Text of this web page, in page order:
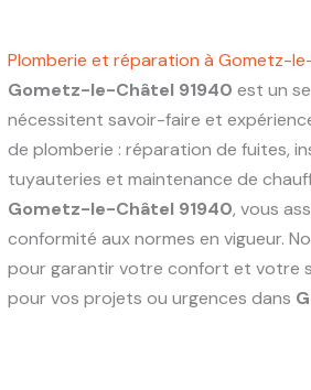
Plomberie et réparation à Gometz-
Gometz-le-Châtel 91940 est un
nécessitent savoir-faire et
de plomberie : réparation de fuites,
tuyauteries et maintenance de
Gometz-le-Châtel 91940, vous
conformité aux normes en vigueur.
pour garantir votre confort et votre
pour vos projets ou urgences dans